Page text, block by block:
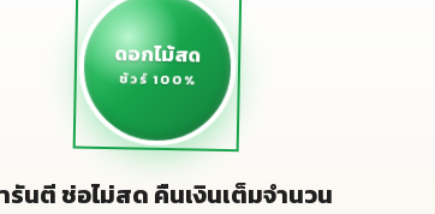
ดอกไม้สด
ชัวร์ 100%
รันตี ช่อไม่สด คืนเงินเต็มจำนวน